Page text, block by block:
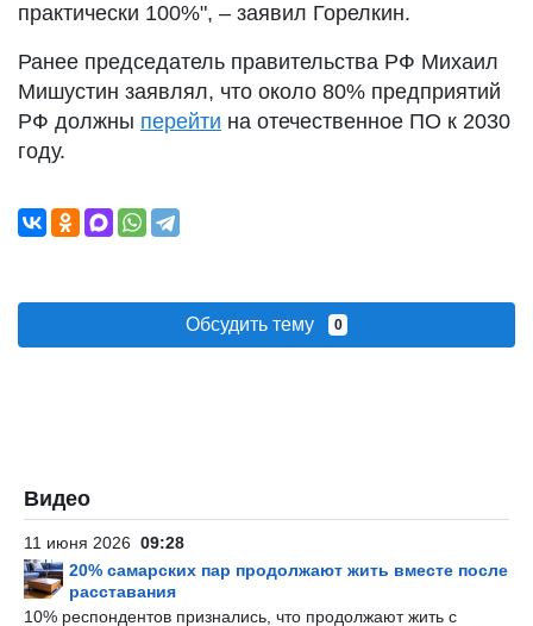
практически 100%", – заявил Горелкин.
Ранее председатель правительства РФ Михаил
Мишустин заявлял, что около 80% предприятий
РФ должны перейти на отечественное ПО к 2030
году.
Обсудить тему 0
Видео
11 июня 2026 09:28
20% самарских пар продолжают жить вместе после
расставания
10% респондентов признались, что продолжают жить с